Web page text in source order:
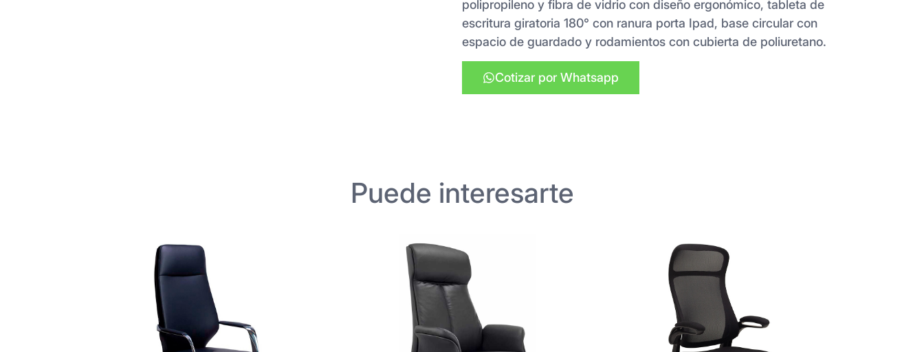
polipropileno y fibra de vidrio con diseño ergonómico, tableta de
escritura giratoria 180° con ranura porta Ipad, base circular con
espacio de guardado y rodamientos con cubierta de poliuretano.
Cotizar por Whatsapp
Puede interesarte